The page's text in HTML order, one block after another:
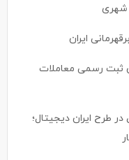
شهری
ایران
ثبت رسمی معاملات
هزار متخصص در طرح ایران دیجیتال؛